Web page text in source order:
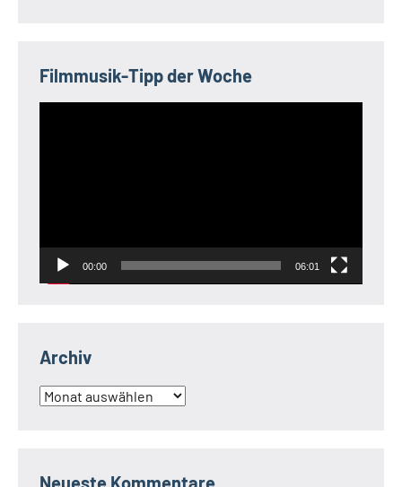
Filmmusik-Tipp der Woche
00:00 06:01
Archiv
Archiv
Neueste Kommentare